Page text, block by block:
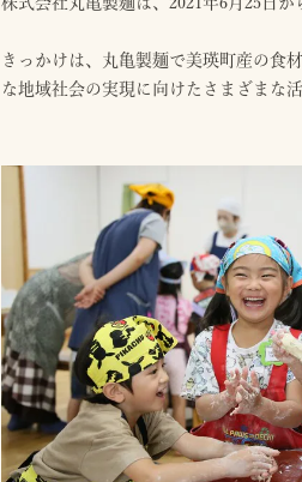
きっかけは、丸亀製麺で美瑛町産の食
な地域社会の実現に向けたさまざまな